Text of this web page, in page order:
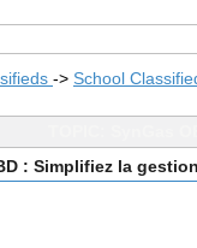
-> School
: Simplifiez la